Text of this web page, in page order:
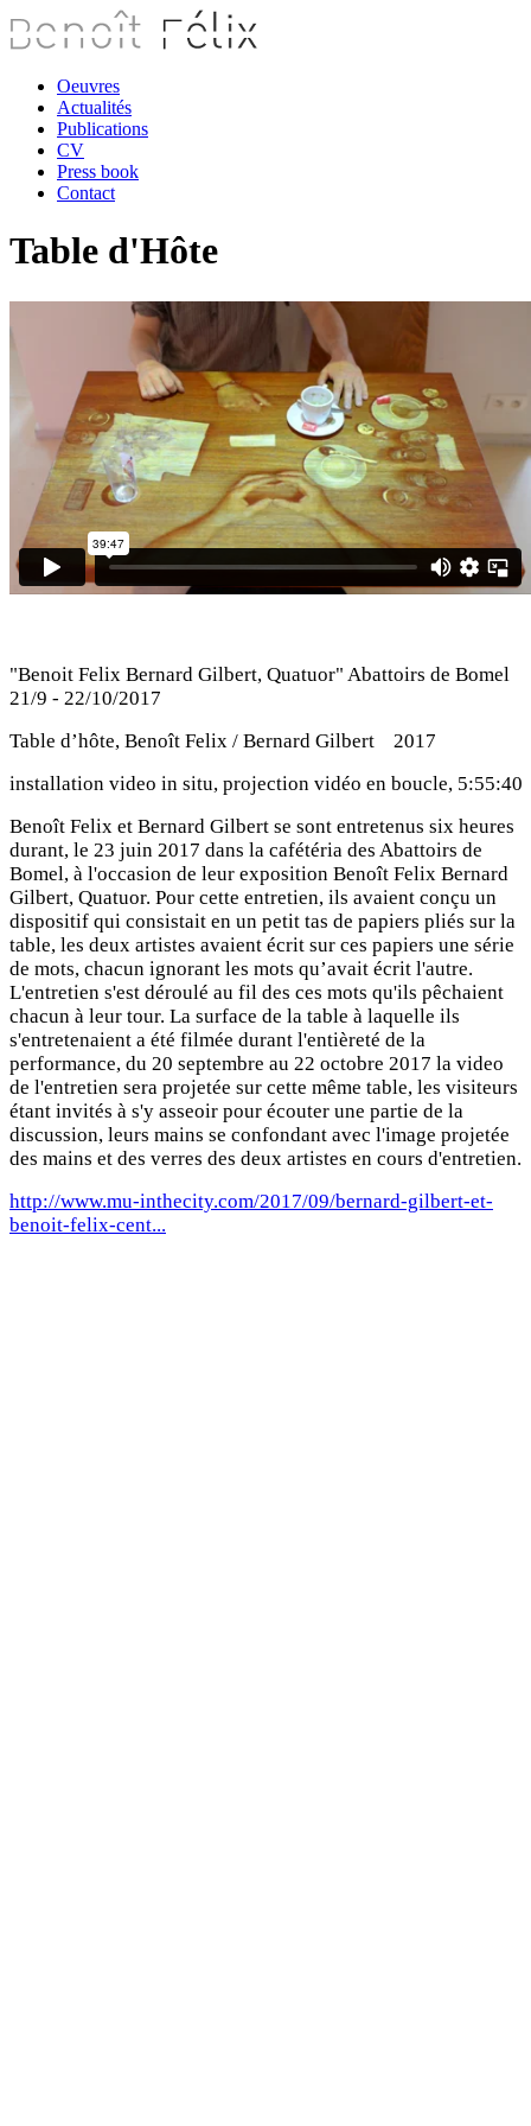
Oeuvres
Actualités
Publications
CV
Press book
Contact
Table d'Hôte
"Benoit Felix Bernard Gilbert, Quatuor" Abattoirs de Bomel
21/9 - 22/10/2017
Table d’hôte, Benoît Felix / Bernard Gilbert 2017
installation video in situ, projection vidéo en boucle, 5:55:40
Benoît Felix et Bernard Gilbert se sont entretenus six heures
durant, le 23 juin 2017 dans la cafétéria des Abattoirs de
Bomel, à l'occasion de leur exposition Benoît Felix Bernard
Gilbert, Quatuor. Pour cette entretien, ils avaient conçu un
dispositif qui consistait en un petit tas de papiers pliés sur la
table, les deux artistes avaient écrit sur ces papiers une série
de mots, chacun ignorant les mots qu’avait écrit l'autre.
L'entretien s'est déroulé au fil des ces mots qu'ils pêchaient
chacun à leur tour. La surface de la table à laquelle ils
s'entretenaient a été filmée durant l'entièreté de la
performance, du 20 septembre au 22 octobre 2017 la video
de l'entretien sera projetée sur cette même table, les visiteurs
étant invités à s'y asseoir pour écouter une partie de la
discussion, leurs mains se confondant avec l'image projetée
des mains et des verres des deux artistes en cours d'entretien.
http://www.mu-inthecity.com/2017/09/bernard-gilbert-et-
benoit-felix-cent...